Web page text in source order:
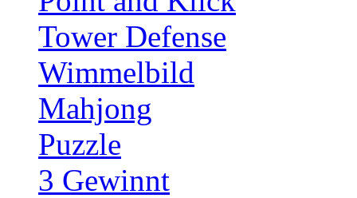
Tower Defense
Wimmelbild
Mahjong
Puzzle
3 Gewinnt